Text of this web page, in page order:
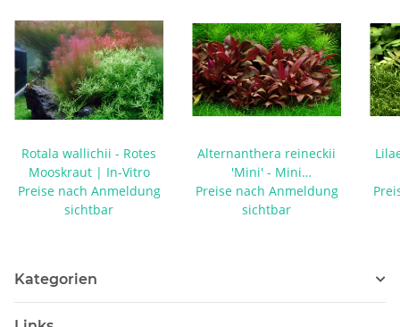
Rotala wallichii - Rotes
Mooskraut | In-Vitro
Preise nach Anmeldung
sichtbar
Alternanthera reineckii
'Mini' - Mini
Papageienblatt | In-Vitro
Preise nach Anmeldung
sichtbar
Kategorien